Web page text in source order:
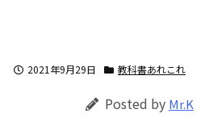
2021年9月29日 教科書あれこれ
Posted by Mr.K